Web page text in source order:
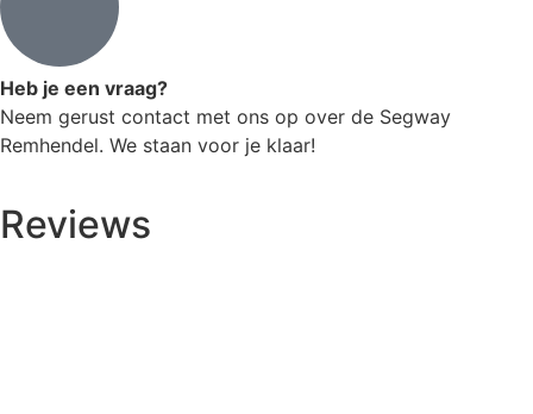
Heb je een vraag?
Neem gerust contact met ons op over de Segway
Remhendel. We staan voor je klaar!
Reviews